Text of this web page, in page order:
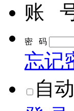
账
密 码
忘记
自